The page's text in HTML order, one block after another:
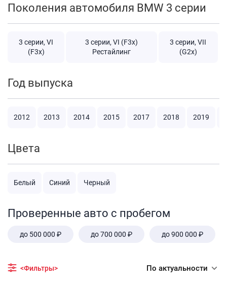
Поколения автомобиля BMW 3 серии
3 серии, VI
(F3x)
3 серии, VI (F3x)
Рестайлинг
3 серии, VII
(G2x)
Год выпуска
2012 2013 2014 2015 2017 2018 2019
Цвета
Белый Синий Черный
Проверенные авто с пробегом
до 500 000 ₽ до 700 000 ₽ до 900 000 ₽
<Фильтры> По актуальности